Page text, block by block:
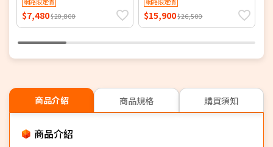
$7,480$20,800
S29HG1 【含基本安裝+舊
機回收】【加贈2000元好禮
+1年安裝保固】
$15,900$26,500
商品介紹 商品規格 購買須知
商品介紹